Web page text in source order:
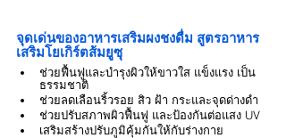
จุดเด่นของอาหารเสริมผงชงดื่ม สูตรอาหาร
เสริมโยเกิร์ตส้มยูซุ
ช่วยฟื้นฟูและบำรุงผิวให้ขาวใส แข็งแรง เป็น
ธรรมชาติ
ช่วยลดเลือนริ้วรอย สิว ฝ้า กระและจุดด่างดำ
ช่วยปรับสภาพผิวฟื้นฟู และป้องกันต่อแสง UV
เสริมสร้างปรับภูมิคุ้มกันให้กับร่างกาย